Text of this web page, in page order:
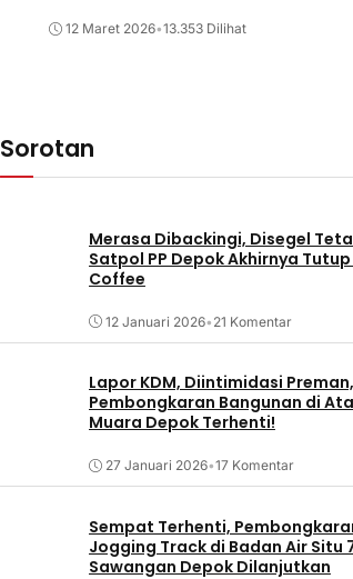
12 Maret 2026•13.353 Dilihat
Sorotan
Merasa Dibackingi, Disegel
Satpol PP Depok Akhirnya
Coffee
12 Januari 2026• 21 Komentar
Lapor KDM, Diintimidasi Preman,
Pembongkaran Bangunan di
Muara Depok Terhenti!
27 Januari 2026•17 Komentar
Sempat Terhenti,
Jogging Track di Badan Air Situ
Sawangan Depok Dilanjutkan